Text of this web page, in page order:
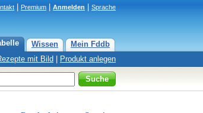
Premium Anmelden Sprache
Mein Fddb
Wissen
mit Bild Produkt anlegen
Suche